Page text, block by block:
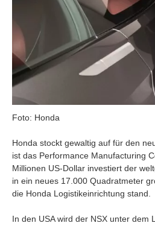
Foto: Honda
Honda stockt gewaltig auf für den
ist das Performance Manufacturing
Millionen US-Dollar investiert der
in ein neues 17.000 Quadratmeter
die Honda Logistikeinrichtung stand.
In den USA wird der NSX unter dem